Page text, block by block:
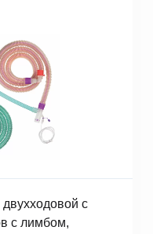
с
с лимбом,